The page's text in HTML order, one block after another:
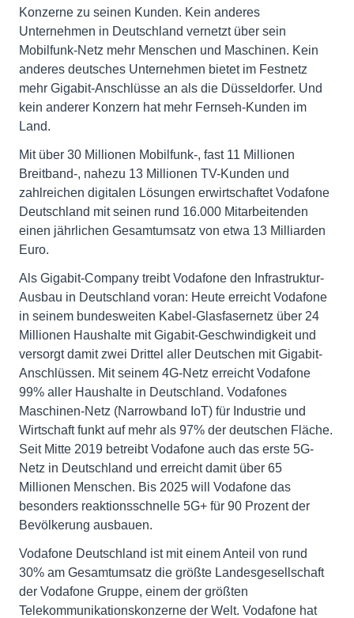
Konzerne zu seinen Kunden. Kein anderes
Unternehmen in Deutschland vernetzt über sein
Mobilfunk-Netz mehr Menschen und Maschinen. Kein
anderes deutsches Unternehmen bietet im Festnetz
mehr Gigabit-Anschlüsse an als die Düsseldorfer. Und
kein anderer Konzern hat mehr Fernseh-Kunden im
Land.
Mit über 30 Millionen Mobilfunk-, fast 11 Millionen
Breitband-, nahezu 13 Millionen TV-Kunden und
zahlreichen digitalen Lösungen erwirtschaftet Vodafone
Deutschland mit seinen rund 16.000 Mitarbeitenden
einen jährlichen Gesamtumsatz von etwa 13 Milliarden
Euro.
Als Gigabit-Company treibt Vodafone den Infrastruktur-
Ausbau in Deutschland voran: Heute erreicht Vodafone
in seinem bundesweiten Kabel-Glasfasernetz über 24
Millionen Haushalte mit Gigabit-Geschwindigkeit und
versorgt damit zwei Drittel aller Deutschen mit Gigabit-
Anschlüssen. Mit seinem 4G-Netz erreicht Vodafone
99% aller Haushalte in Deutschland. Vodafones
Maschinen-Netz (Narrowband IoT) für Industrie und
Wirtschaft funkt auf mehr als 97% der deutschen Fläche.
Seit Mitte 2019 betreibt Vodafone auch das erste 5G-
Netz in Deutschland und erreicht damit über 65
Millionen Menschen. Bis 2025 will Vodafone das
besonders reaktionsschnelle 5G+ für 90 Prozent der
Bevölkerung ausbauen.
Vodafone Deutschland ist mit einem Anteil von rund
30% am Gesamtumsatz die größte Landesgesellschaft
der Vodafone Gruppe, einem der größten
Telekommunikationskonzerne der Welt. Vodafone hat